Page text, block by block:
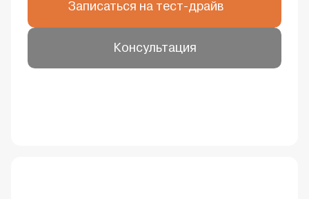
Записаться на тест-драйв
Консультация